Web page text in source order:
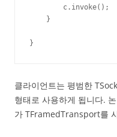
        c.invoke();
    }
}
클라이언트는 평범한
형태로 사용하게 됩니다.
가 TFramedTransport를